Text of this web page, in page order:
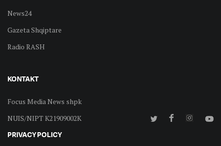
News24
Gazeta Shqiptare
Radio RASH
KONTAKT
Focus Media News shpk
NUIS/NIPT K21909002K
PRIVACY POLICY